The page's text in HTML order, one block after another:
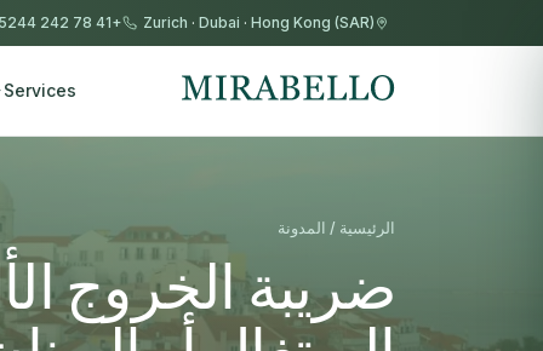
Zurich · Dubai · Hong Kong (SAR)
+41 78 242 5244
Services
الرئيسية / المدونة
ضريبة الخروج